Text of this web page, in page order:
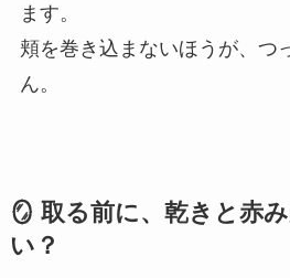
ます。
頬を巻き込まないほうが、つ
ん。
🪞 取る前に、乾きと赤
い？